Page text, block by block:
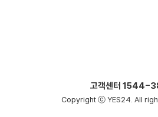
고객센터 1544-
Copyright ⓒ YES24. All